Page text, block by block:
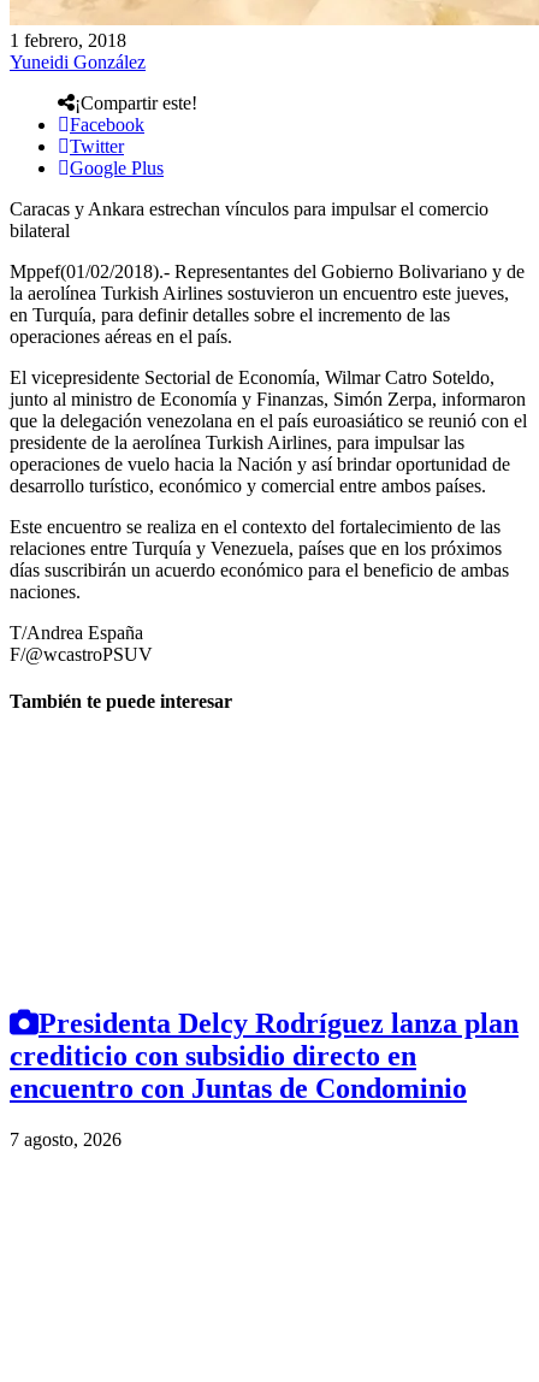
1 febrero, 2018
Yuneidi González
¡Compartir este!
Facebook
Twitter
Google Plus
Caracas y Ankara estrechan vínculos para impulsar el comercio
bilateral
Mppef(01/02/2018).- Representantes del Gobierno Bolivariano y de
la aerolínea Turkish Airlines sostuvieron un encuentro este jueves,
en Turquía, para definir detalles sobre el incremento de las
operaciones aéreas en el país.
El vicepresidente Sectorial de Economía, Wilmar Catro Soteldo,
junto al ministro de Economía y Finanzas, Simón Zerpa, informaron
que la delegación venezolana en el país euroasiático se reunió con el
presidente de la aerolínea Turkish Airlines, para impulsar las
operaciones de vuelo hacia la Nación y así brindar oportunidad de
desarrollo turístico, económico y comercial entre ambos países.
Este encuentro se realiza en el contexto del fortalecimiento de las
relaciones entre Turquía y Venezuela, países que en los próximos
días suscribirán un acuerdo económico para el beneficio de ambas
naciones.
T/Andrea España
F/@wcastroPSUV
También te puede interesar
Presidenta Delcy Rodríguez lanza plan
crediticio con subsidio directo en
encuentro con Juntas de Condominio
7 agosto, 2026